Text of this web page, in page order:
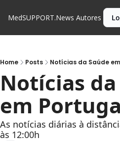
MedSUPPORT.News Autores
Home Posts Notícias da Saúde
Notícias da
em
As notícias diárias à
às 12:00h